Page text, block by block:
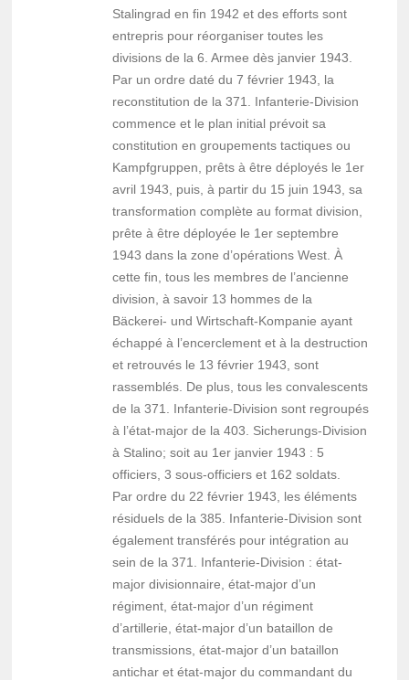
Stalingrad en fin 1942 et des efforts sont
entrepris pour réorganiser toutes les
divisions de la 6. Armee dès janvier 1943.
Par un ordre daté du 7 février 1943, la
reconstitution de la 371. Infanterie-Division
commence et le plan initial prévoit sa
constitution en groupements tactiques ou
Kampfgruppen, prêts à être déployés le 1er
avril 1943, puis, à partir du 15 juin 1943, sa
transformation complète au format division,
prête à être déployée le 1er septembre
1943 dans la zone d’opérations West. À
cette fin, tous les membres de l’ancienne
division, à savoir 13 hommes de la
Bäckerei- und Wirtschaft-Kompanie ayant
échappé à l’encerclement et à la destruction
et retrouvés le 13 février 1943, sont
rassemblés. De plus, tous les convalescents
de la 371. Infanterie-Division sont regroupés
à l’état-major de la 403. Sicherungs-Division
à Stalino; soit au 1er janvier 1943 : 5
officiers, 3 sous-officiers et 162 soldats.
Par ordre du 22 février 1943, les éléments
résiduels de la 385. Infanterie-Division sont
également transférés pour intégration au
sein de la 371. Infanterie-Division : état-
major divisionnaire, état-major d’un
régiment, état-major d’un régiment
d’artillerie, état-major d’un bataillon de
transmissions, état-major d’un bataillon
antichar et état-major du commandant du